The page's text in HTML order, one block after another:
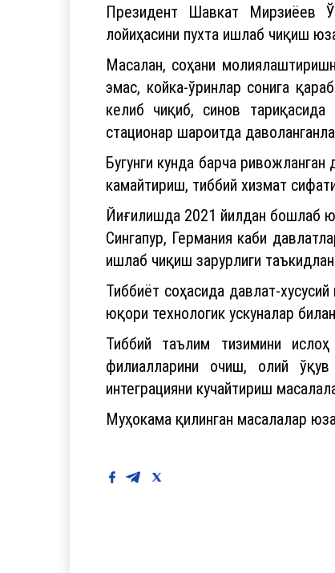
Президент Шавкат Мирзиёев
лойиҳасини пухта ишлаб чиқиш
Масалан, соҳани
эмас, койка-ўринлар сонига
келиб чиқиб, синов
стационар шароитда
Бугунги кунда барча
камайтириш, тиббий хизмат
Йиғилишда 2021 йилдан бошлаб
Сингапур, Германия каби
ишлаб чиқиш зарурлиги
Тиббиёт соҳасида давлат-
юқори технологик ускуналар
Тиббий таълим тизимини
филиалларини очиш, олий ўқув
интеграцияни кучайтириш
Муҳокама қилинган масалалар